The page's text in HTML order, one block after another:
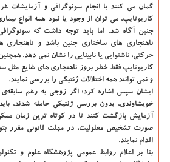
گمان می كنند با انجام سونوگرافی و آزمایشات
كاریوتایپ، می توان از وجود یا نبود همه انواع
جنین آگاه شد. اما باید توجه داشت كه
ناهنجاری های ساختاری جنین باشد و
حركتی، ناشنوایی یا نابینایی را نشان نمی دهد.
كاریوتایپ فقط خطر بروز ناهنجاری های شایع مثل
و نمی توانند همه اختلالات ژنتیكی را بررسی نمایند.
ایشان سپس اشاره كرد: اگر زوجی به رغم سابقه‌ی
خویشاوندی، بدون بررسی ژنتیكی حامله شدند،
آزمایش بازگشت كنند تا در كوتاه ترین زمان
صورت تشخیص معلولیت، در مهلت قانونی مقرر
اقدام نمایند.
بنا بر اعلام روابط عمومی پژوهشگاه علوم و